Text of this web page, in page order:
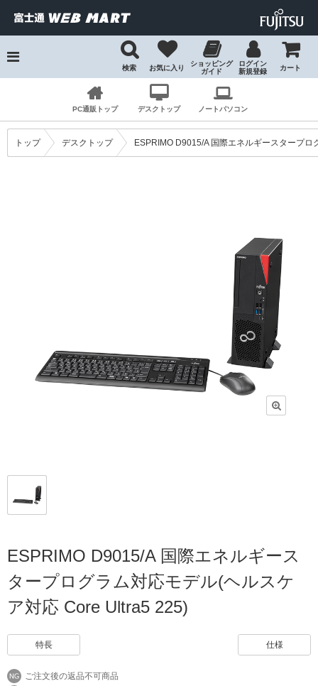
検索 お気に入り
ショッピング
ガイド
ログイン
新規登録
カート
PC通販トップ
デスクトップ ノートパソコン
トップ デスクトップ ESPRIMO D9015/A 国際エネルギースタープ
ESPRIMO D9015/A 国際エネルギース
タープログラム対応モデル(ヘルスケ
ア対応 Core Ultra5 225)
特長 仕様
ご注文後の返品不可商品